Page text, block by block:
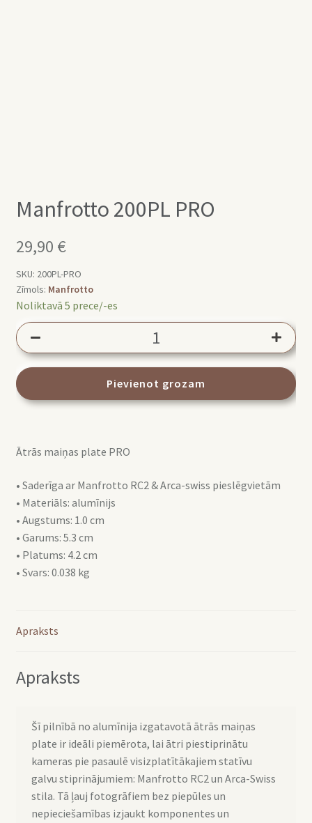
Manfrotto 200PL PRO
29,90 €
SKU: 200PL-PRO
Zīmols: Manfrotto
Noliktavā 5 prece/-es
PRO
Pievienot grozam
Ātrās maiņas plate PRO
• Saderīga ar Manfrotto RC2 & Arca-swiss pieslēgvietām
• Materiāls: alumīnijs
• Augstums: 1.0 cm
• Garums: 5.3 cm
• Platums: 4.2 cm
• Svars: 0.038 kg
Apraksts
Apraksts
Šī pilnībā no alumīnija izgatavotā ātrās maiņas
plate ir ideāli piemērota, lai ātri piestiprinātu
kameras pie pasaulē visizplatītākajiem statīvu
galvu stiprinājumiem: Manfrotto RC2 un Arca-Swiss
stila. Tā ļauj fotogrāfiem bez piepūles un
nepieciešamības izjaukt komponentes un